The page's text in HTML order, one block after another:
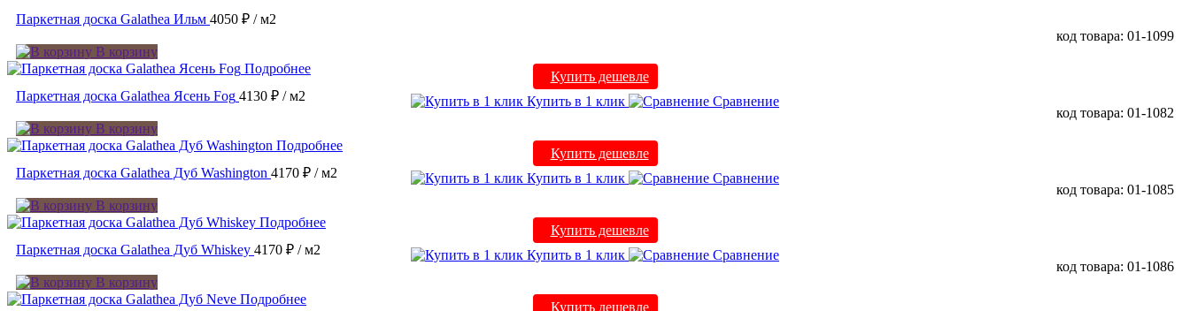
Паркетная доска Galathea Ильм 4050 ₽ / м2
код товара: 01-1099
В корзину
Купить дешевле
Купить в 1 клик
Сравнение
Подробнее
Паркетная доска Galathea Ясень Fog 4130 ₽ / м2
код товара: 01-1082
В корзину
Купить дешевле
Купить в 1 клик
Сравнение
Подробнее
Паркетная доска Galathea Дуб Washington 4170 ₽ / м2
код товара: 01-1085
В корзину
Купить дешевле
Купить в 1 клик
Сравнение
Подробнее
Паркетная доска Galathea Дуб Whiskey 4170 ₽ / м2
код товара: 01-1086
В корзину
Купить дешевле
Подробнее